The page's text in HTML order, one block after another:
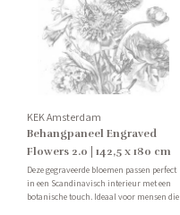
KEK Amsterdam
Behangpaneel Engraved
Flowers 2.0 | 142,5 x 180 cm
Deze gegraveerde bloemen passen perfect
in een Scandinavisch interieur met een
botanische touch. Ideaal voor mensen die